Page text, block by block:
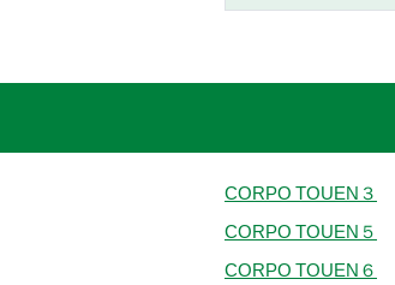
CORPO TOUEN３
CORPO TOUEN５
CORPO TOUEN６